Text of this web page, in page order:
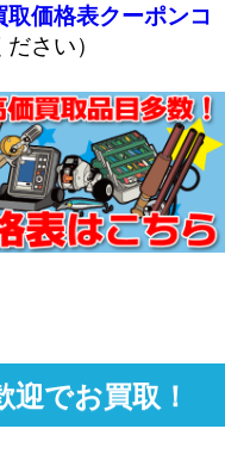
価格表クーポンコ
さい）
でお買取！